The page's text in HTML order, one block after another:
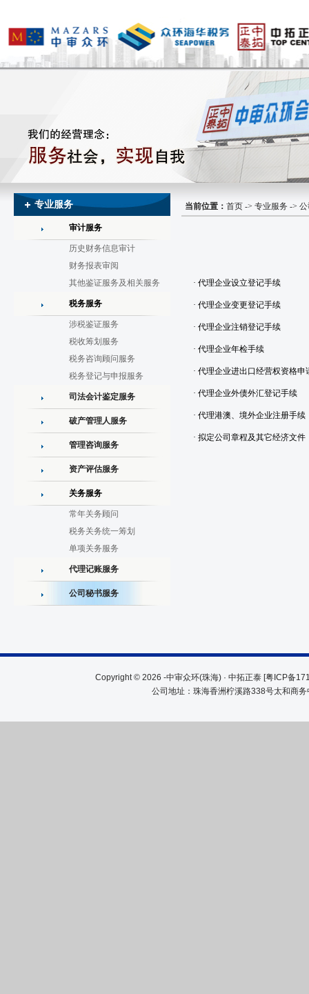
专业服务
审计服务
历史财务信息审计
财务报表审阅
其他鉴证服务及相关服务
税务服务
涉税鉴证服务
税收筹划服务
税务咨询顾问服务
税务登记与申报服务
司法会计鉴定服务
破产管理人服务
管理咨询服务
资产评估服务
关务服务
常年关务顾问
税务关务统一筹划
单项关务服务
代理记账服务
公司秘书服务
当前位置： 首页 -> 专业服务 ->
· 代理企业设立登记手续
· 代理企业变更登记手续
· 代理企业注销登记手续
· 代理企业年检手续
· 代理企业进出口经营权资格申
· 代理企业外债外汇登记手续
· 代理港澳、境外企业注册手续
· 拟定公司章程及其它经济文件
Copyright © 2026 -中审众环(珠海) · 中拓正泰 [粤ICP备
公司地址：珠海香洲柠溪路338号太和商